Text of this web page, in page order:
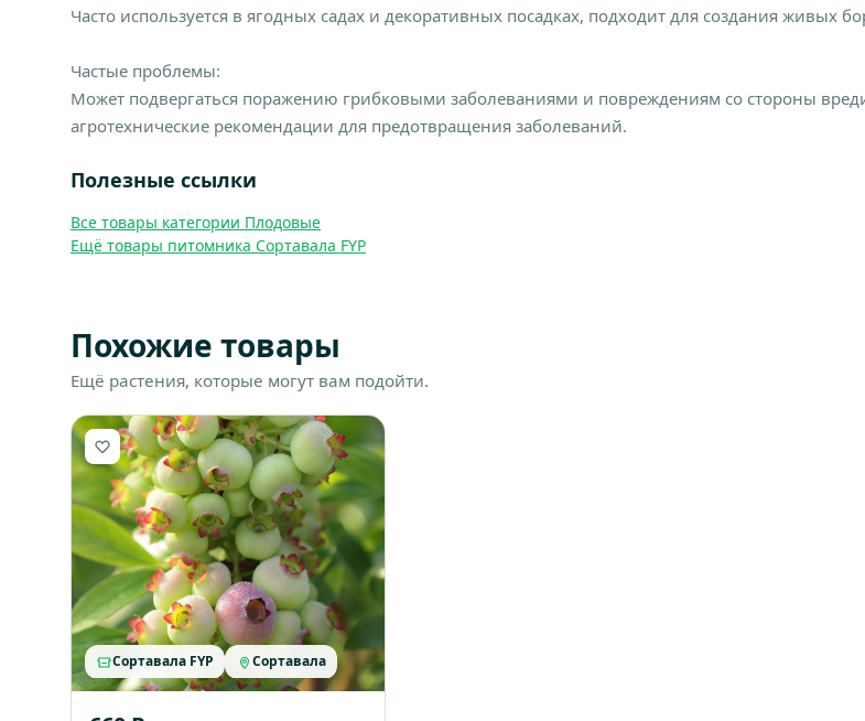
Часто используется в ягодных садах и декоративных посадках, подходит для создания живых
Частые проблемы:
Может подвергаться поражению грибковыми заболеваниями и повреждениям со стороны
агротехнические рекомендации для предотвращения заболеваний.
Полезные ссылки
Все товары категории Плодовые
Ещё товары питомника Сортавала FYP
Похожие товары
Ещё растения, которые могут вам подойти.
Сортавала FYP Сортавала